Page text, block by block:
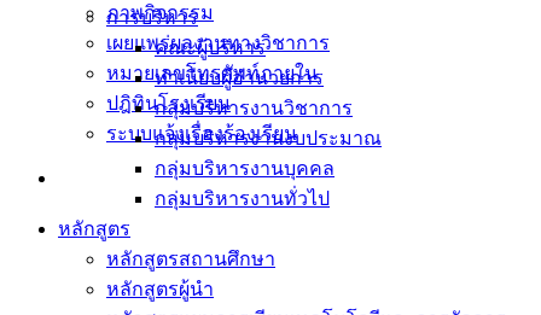
ภาพกิจกรรม
เผยแพร่ผลงานทางวิชาการ
หมายเลขโทรศัพท์ภายใน
ปฎิทินโรงเรียน
ระบบแจ้งเรื่องร้องเรียน
การบริหาร
คณะผู้บริหาร
ทำเนียบผู้อำนวยการ
กลุ่มบริหารงานวิชาการ
กลุ่มบริหารงานงบประมาณ
กลุ่มบริหารงานบุคคล
กลุ่มบริหารงานทั่วไป
หลักสูตร
หลักสูตรสถานศึกษา
หลักสูตรผู้นำ